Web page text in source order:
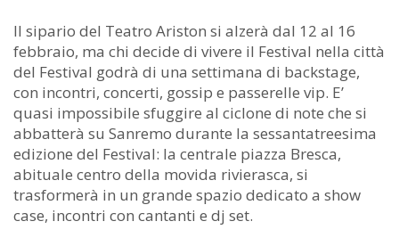
Il sipario del Teatro Ariston si alzerà dal 12 al 16
febbraio, ma chi decide di vivere il Festival nella città
del Festival godrà di una settimana di backstage,
con incontri, concerti, gossip e passerelle vip. E’
quasi impossibile sfuggire al ciclone di note che si
abbatterà su Sanremo durante la sessantatreesima
edizione del Festival: la centrale piazza Bresca,
abituale centro della movida rivierasca, si
trasformerà in un grande spazio dedicato a show
case, incontri con cantanti e dj set.